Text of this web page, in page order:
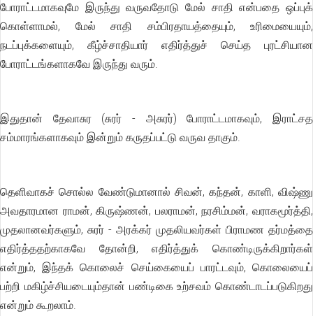
போராட்டமாகவுமே இருந்து வருவதோடு மேல் சாதி என்பதை ஒப்புக்
கொள்ளாமல், மேல் சாதி சம்பிரதாயத்தையும், உரிமையையும்,
நடப்புக்களையும், கீழ்ச்சாதியார் எதிர்த்துச் செய்த புரட்சியான
போராட்டங்களாகவே இருந்து வரும்.
இதுதான் தேவாசுர (சுரர் - அசுரர்) போராட்டமாகவும், இராட்சத
சம்மாரங்களாகவும் இன்றும் கருதப்பட்டு வருவ தாகும்.
தெளிவாகச் சொல்ல வேண்டுமானால் சிவன், கந்தன், காளி, விஷ்ணு
அவதாரமான ராமன், கிருஷ்ணன், பலராமன், நரசிம்மன், வராகமூர்த்தி,
முதலானவர்களும், சுரர் - அரக்கர் முதலியவர்கள் பிராமண தர்மத்தை
எதிர்த்ததற்காகவே தோன்றி, எதிர்த்துக் கொண்டிருக்கிறார்கள்
என்றும், இந்தக் கொலைச் செய்கையைப் பாரட்டவும், கொலையைப்
பற்றி மகிழ்ச்சியடையும்தான் பண்டிகை உற்சவம் கொண்டாடப்படுகிறது
என்றும் கூறலாம்.